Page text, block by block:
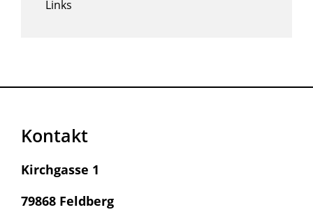
Links
Kontakt
Kirchgasse 1
79868 Feldberg